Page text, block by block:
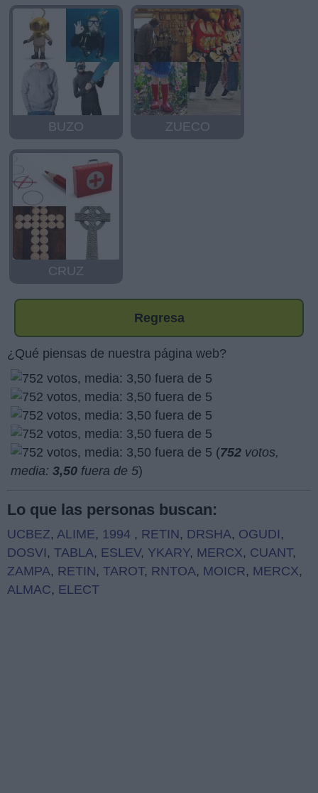
BUZO ZUECO
CRUZ
Regresa
¿Qué piensas de nuestra página web?
(752 votos,
media: 3,50 fuera de 5)
Lo que las personas buscan:
UCBEZ, ALIME, 1994 , RETIN, DRSHA, OGUDI ,
DOSVI , TABLA, ESLEV, YKARY, MERCX, CUANT,
ZAMPA, RETIN, TAROT, RNTOA, MOICR, MERCX,
ALMAC, ELECT